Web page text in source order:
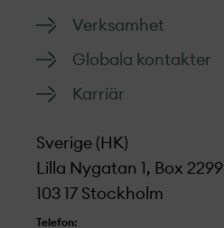
Verksamhet
Globala kontakter
Karriär
Sverige (HK)
Lilla Nygatan 1, Box 2299
103 17 Stockholm
Telefon: